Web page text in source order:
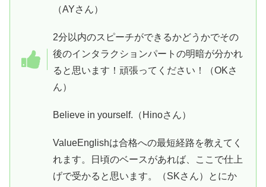
（AYさん）
2分以内のスピーチができるかどうかでその
後のインタラクションパートの明暗が分かれ
ると思います！頑張ってください！（OKさ
ん）
Believe in yourself.（Hinoさん）
ValueEnglishは合格への最短経路を教えてく
れます。日頃のベースがあれば、ここで仕上
げで受かると思います。（SKさん）とにか